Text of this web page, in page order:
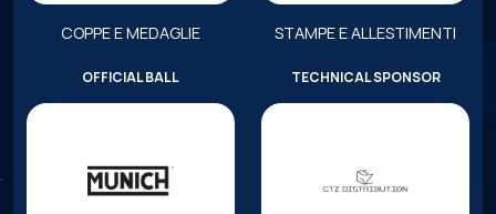
COPPE E MEDAGLIE STAMPE E ALLESTIMENTI
OFFICIAL BALL TECHNICAL SPONSOR